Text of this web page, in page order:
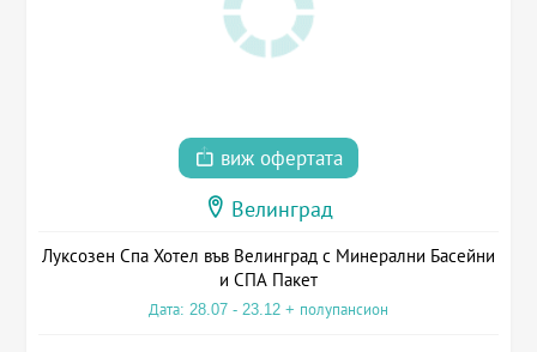
виж офертата
Велинград
Луксозен Спа Хотел във Велинград с Минерални Басейни
и СПА Пакет
Дата: 28.07 - 23.12 + полупансион